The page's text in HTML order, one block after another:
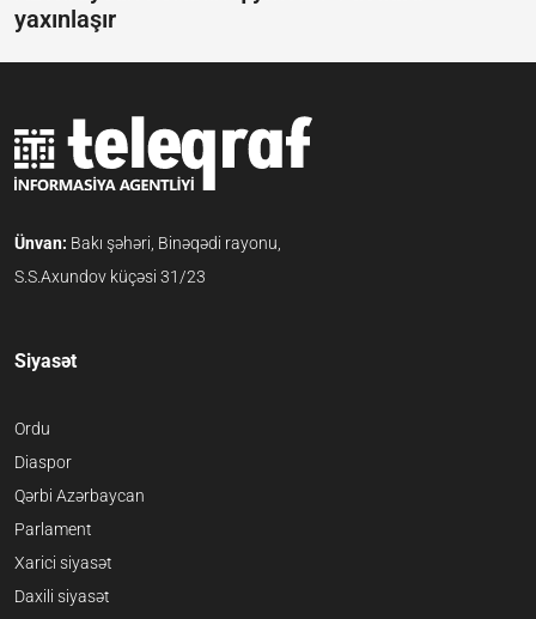
yaxınlaşır
Ünvan: Bakı şəhəri, Binəqədi rayonu,
S.S.Axundov küçəsi 31/23
Siyasət
Ordu
Diaspor
Qərbi Azərbaycan
Parlament
Xarici siyasət
Daxili siyasət